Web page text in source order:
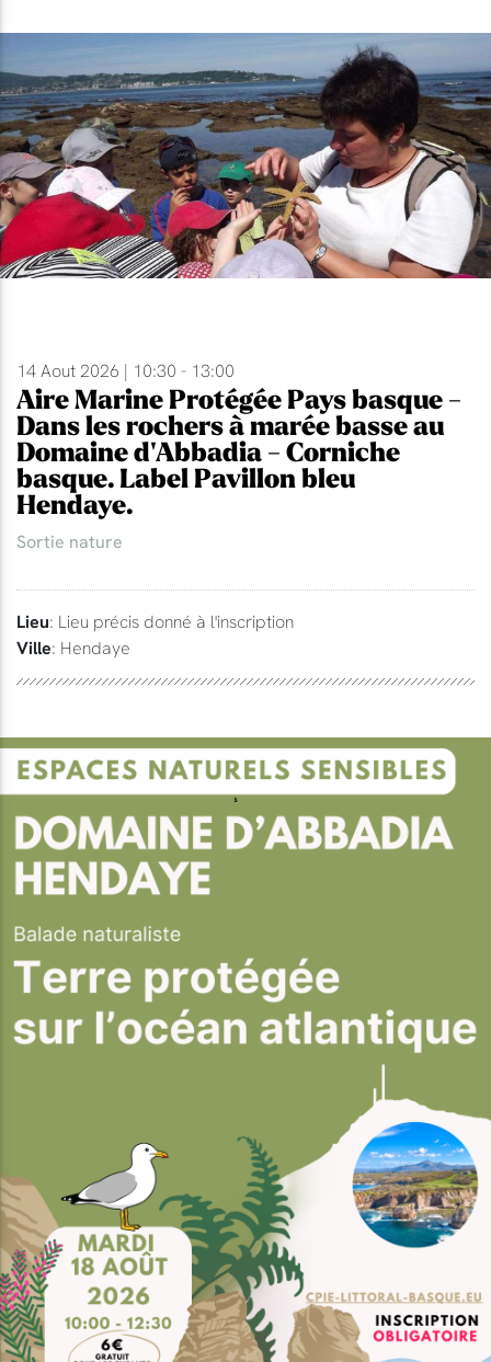
14 Aout 2026 | 10:30 - 13:00
Aire Marine Protégée Pays basque -
Dans les rochers à marée basse au
Domaine d'Abbadia - Corniche
basque. Label Pavillon bleu
Hendaye.
Sortie nature
Lieu: Lieu précis donné à l'inscription
Ville: Hendaye